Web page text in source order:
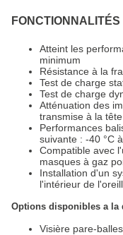
Atteint les
minimum
Résistance à la
Test de charge
Test de charge
Atténuation des
transmise à la
Performances
suivante : -40 °C à
Compatible avec
masques à gaz
Installation d'un
l'intérieur de
Options disponibles a la
Visière pare-